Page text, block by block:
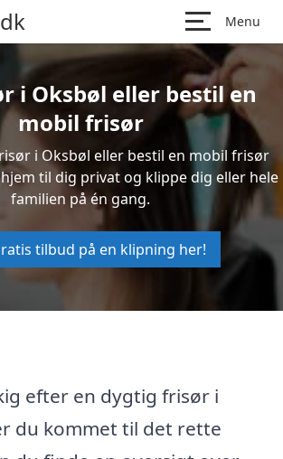
Menu
i Oksbøl eller bestil en
mobil frisør
i Oksbøl eller bestil en mobil frisør
til dig privat og klippe dig eller hele
familien på én gang.
tilbud på en klipning her!
efter en dygtig frisør i
du kommet til det rette